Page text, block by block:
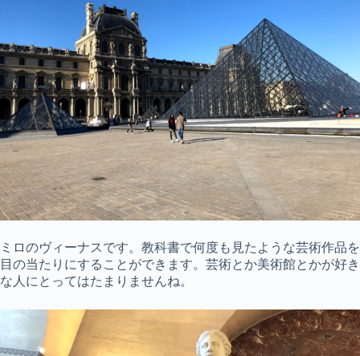
ミロのヴィーナスです。教科書で何度も見たような芸術作品を
目の当たりにすることができます。芸術とか美術館とかが好き
な人にとってはたまりませんね。